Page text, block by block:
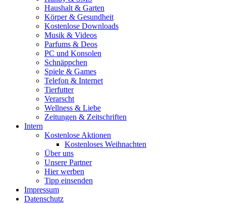
Haushalt & Garten
Körper & Gesundheit
Kostenlose Downloads
Musik & Videos
Parfums & Deos
PC und Konsolen
Schnäppchen
Spiele & Games
Telefon & Internet
Tierfutter
Verarscht
Wellness & Liebe
Zeitungen & Zeitschriften
Intern
Kostenlose Aktionen
Kostenloses Weihnachten
Über uns
Unsere Partner
Hier werben
Tipp einsenden
Impressum
Datenschutz